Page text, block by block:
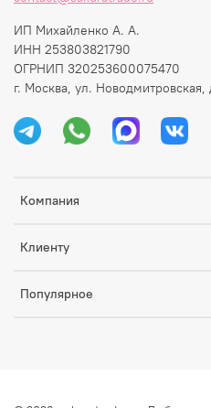
Компания
Клиенту
Популярное
ИП Михайленко А. А.
ИНН 253803821790
ОГРНИП 320253600075470
г. Москва, ул.